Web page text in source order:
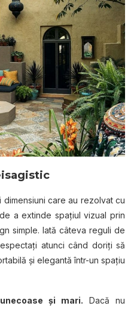
care au rezolvat cu
a extinde spaţiul vizual prin
simple. Iată câteva reguli de
atunci când doriţi să
şi elegantă într-un spaţiu
şi mari. Dacă nu